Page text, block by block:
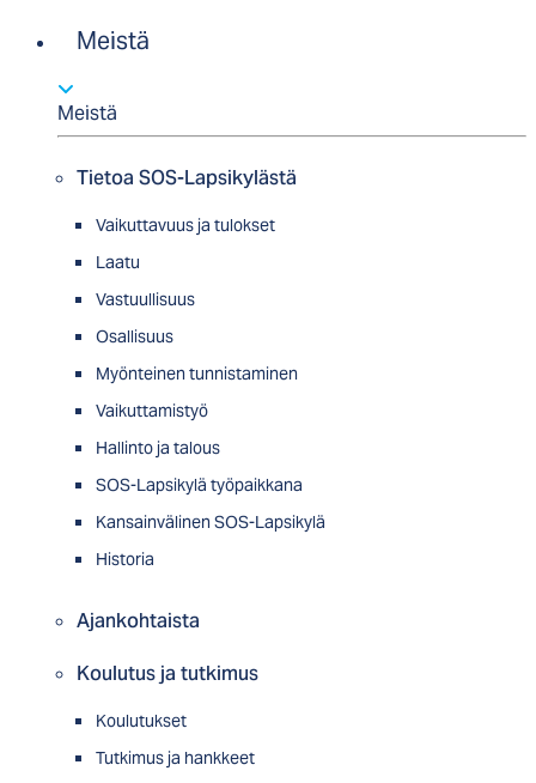
Meistä
Meistä
Tietoa SOS-Lapsikylästä
Vaikuttavuus ja tulokset
Laatu
Vastuullisuus
Osallisuus
Myön­tei­nen tun­nis­ta­minen
Vaikuttamistyö
Hallinto ja talous
SOS-Lapsikylä työpaikkana
Kansainvälinen SOS-Lapsikylä
Historia
Ajankohtaista
Koulutus ja tutkimus
Koulutukset
Tutkimus ja hankkeet